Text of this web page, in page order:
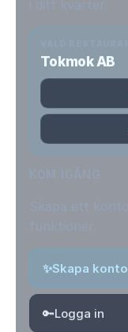
Tokmok AB
✨Skapa konto
🔑Logga in